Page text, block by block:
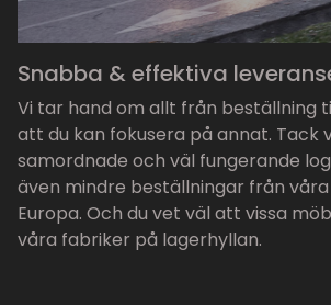
Snabba & effektiva
Vi tar hand om allt från beställning
att du kan fokusera på annat. Tack
samordnade och väl fungerande
även mindre beställningar från
Europa. Och du vet väl att vissa
våra fabriker på lagerhyllan.